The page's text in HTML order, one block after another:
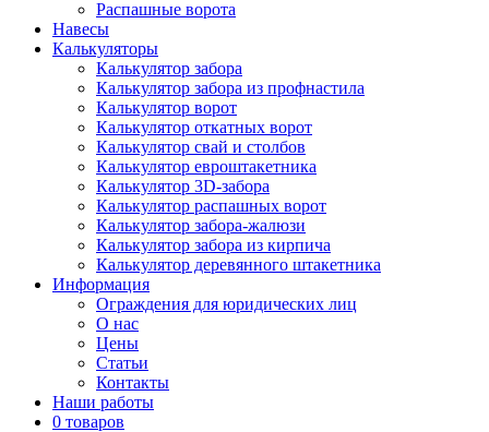
Распашные ворота
Навесы
Калькуляторы
Калькулятор забора
Калькулятор забора из профнастила
Калькулятор ворот
Калькулятор откатных ворот
Калькулятор свай и столбов
Калькулятор евроштакетника
Калькулятор 3D-забора
Калькулятор распашных ворот
Калькулятор забора-жалюзи
Калькулятор забора из кирпича
Калькулятор деревянного штакетника
Информация
Ограждения для юридических лиц
О нас
Цены
Статьи
Контакты
Наши работы
0 товаров